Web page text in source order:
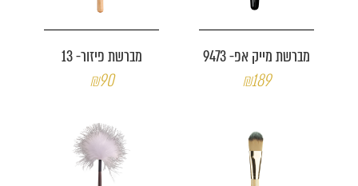
מברשת מייק אפ- 9473
₪189
מברשת פיזור- 13
₪90